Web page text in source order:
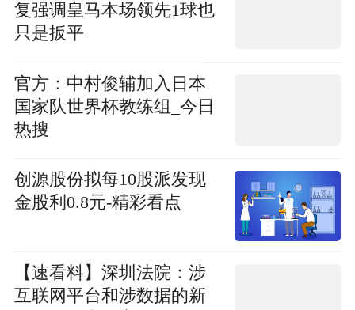
复强调皇马本场领先1球也
只是扳平
官方：中村俊辅加入日本
国家队世界杯教练组_今日
热搜
创源股份拟每10股派发现
金股利0.8元-精彩看点
【速看料】深圳法院：涉
互联网平台和涉数据的新